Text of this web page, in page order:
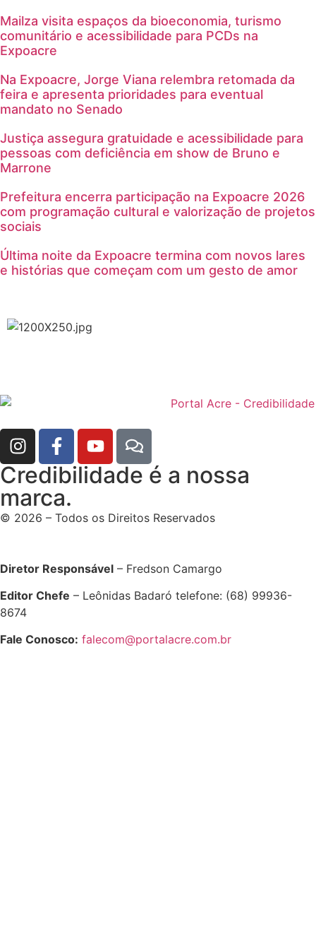
Mailza visita espaços da bioeconomia, turismo
comunitário e acessibilidade para PCDs na
Expoacre
Na Expoacre, Jorge Viana relembra retomada da
feira e apresenta prioridades para eventual
mandato no Senado
Justiça assegura gratuidade e acessibilidade para
pessoas com deficiência em show de Bruno e
Marrone
Prefeitura encerra participação na Expoacre 2026
com programação cultural e valorização de projetos
sociais
Última noite da Expoacre termina com novos lares
e histórias que começam com um gesto de amor
Credibilidade é a nossa
marca.
© 2026 – Todos os Direitos Reservados
Diretor Responsável – Fredson Camargo
Editor Chefe – Leônidas Badaró telefone: (68) 99936-
8674
Fale Conosco: falecom@portalacre.com.br